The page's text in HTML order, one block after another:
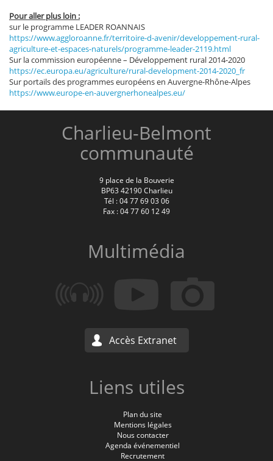
Pour aller plus loin :
sur le programme LEADER ROANNAIS
https://www.aggloroanne.fr/territoire-d-avenir/developpement-rural-
agriculture-et-espaces-naturels/programme-leader-2119.html
Sur la commission européenne – Développement rural 2014-2020
https://ec.europa.eu/agriculture/rural-development-2014-2020_fr
Sur portails des programmes européens en Auvergne-Rhône-Alpes
https://www.europe-en-auvergnerhonealpes.eu/
Charlieu-Belmont
communauté
9 place de la Bouverie
BP63 42190 Charlieu
Tél : 04 77 69 03 06
Fax : 04 77 60 12 49
Multimédia
Accès Extranet
Liens utiles
Plan du site
Mentions légales
Nous contacter
Agenda événementiel
Recrutement